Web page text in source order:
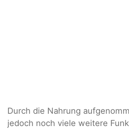
Durch die Nahrung
jedoch noch viele weitere